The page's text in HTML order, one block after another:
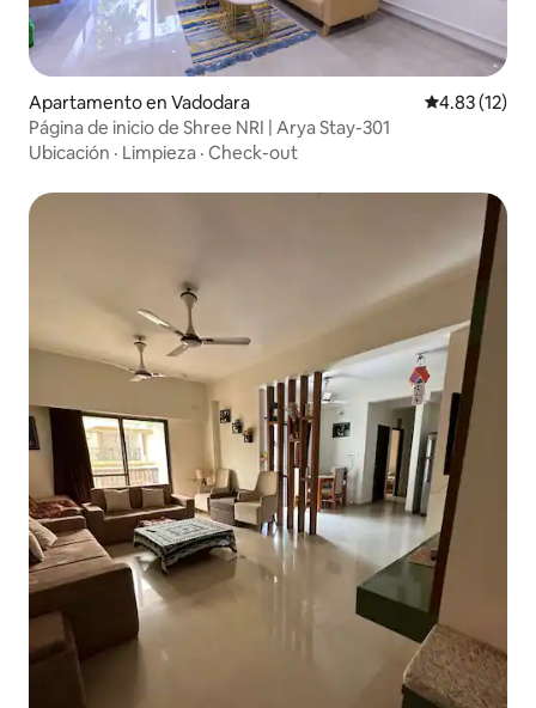
Apartamento en Vadodara Calificación
4.83 (12)
Página de inicio de Shree NRI | Arya Stay-301
Ubicación · Limpieza · Check-out